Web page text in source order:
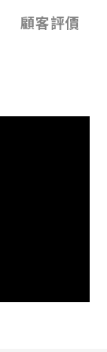
顧客評價